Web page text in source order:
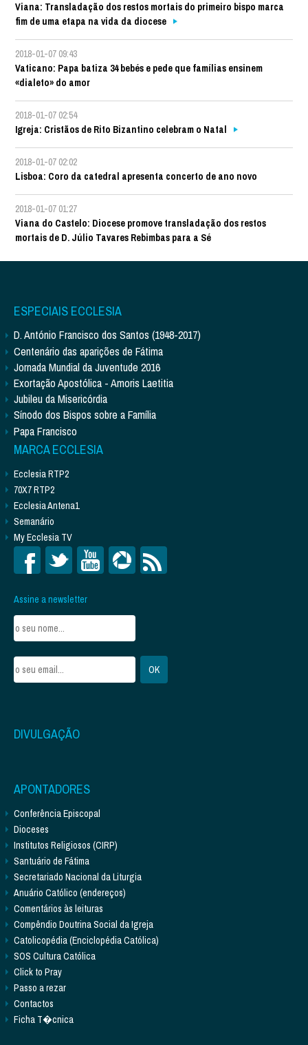
Viana: Transladação dos restos mortais do primeiro bispo marca
fim de uma etapa na vida da diocese
2018-01-07 09:43
Vaticano: Papa batiza 34 bebés e pede que famílias ensinem
«dialeto» do amor
2018-01-07 02:54
Igreja: Cristãos de Rito Bizantino celebram o Natal
2018-01-07 02:02
Lisboa: Coro da catedral apresenta concerto de ano novo
2018-01-07 01:27
Viana do Castelo: Diocese promove transladação dos restos
mortais de D. Júlio Tavares Rebimbas para a Sé
ESPECIAIS ECCLESIA
D. António Francisco dos Santos (1948-2017)
Centenário das aparições de Fátima
Jornada Mundial da Juventude 2016
Exortação Apostólica - Amoris Laetitia
Jubileu da Misericórdia
Sínodo dos Bispos sobre a Família
Papa Francisco
MARCA ECCLESIA
Ecclesia RTP2
70X7 RTP2
Ecclesia Antena1
Semanário
My Ecclesia TV
Assine a newsletter
DIVULGAÇÃO
APONTADORES
Conferência Episcopal
Dioceses
Institutos Religiosos (CIRP)
Santuário de Fátima
Secretariado Nacional da Liturgia
Anuário Católico (endereços)
Comentários às leituras
Compêndio Doutrina Social da Igreja
Catolicopédia (Enciclopédia Católica)
SOS Cultura Católica
Click to Pray
Passo a rezar
Contactos
Ficha T�cnica